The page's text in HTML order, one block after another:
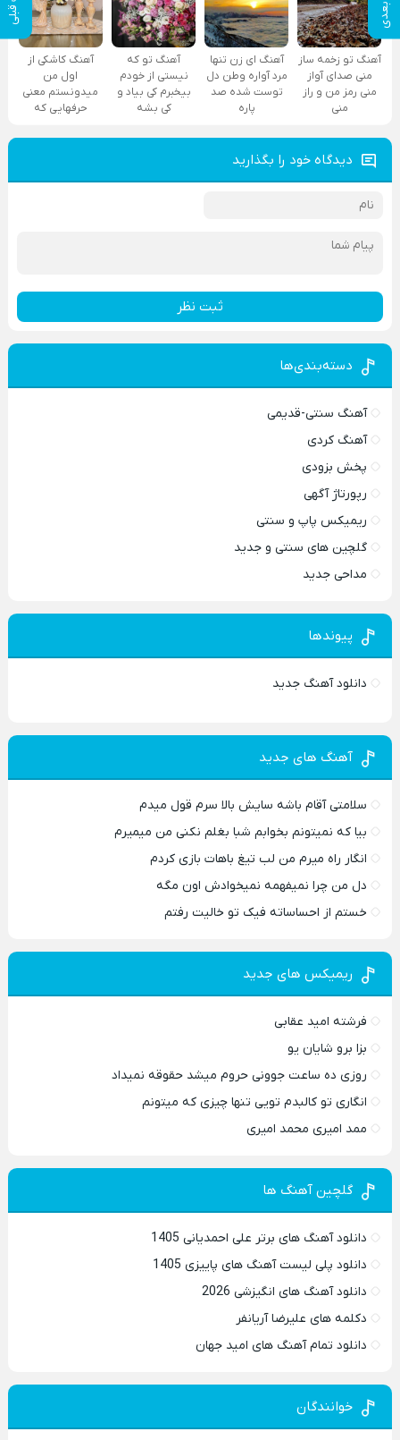
آهنگ تو زخمه ساز
منی صدای آواز
منی رمز من و راز
منی
آهنگ ای زن تنها
مرد آواره وطن دل
توست شده صد
پاره
آهنگ تو که
نیستی از خودم
بیخبرم کی بیاد و
کی بشه
آهنگ کاشکی از
اول من
میدونستم معنی
حرفهایی که
دیدگاه خود را بگذارید
ثبت نظر
دسته‌بندی‌ها
آهنگ سنتی-قدیمی
آهنگ کردی
پخش بزودی
رپورتاژ آگهی
ریمیکس پاپ و سنتی
گلچین های سنتی و جدید
مداحی جدید
پیوندها
دانلود آهنگ جدید
آهنگ های جدید
سلامتی آقام باشه سایش بالا سرم قول میدم
بیا که نمیتونم بخوابم شبا بغلم نکنی من میمیرم
انگار راه میرم من لب تیغ باهات بازی کردم
دل من چرا نمیفهمه نمیخوادش اون مگه
خستم از احساساته فیک تو خالیت رفتم
ریمیکس های جدید
فرشته امید عقابی
بزا برو شایان یو
روزی ده ساعت جوونی حروم میشد حقوقه نمیداد
انگاری تو کالبدم تویی تنها چیزی که میتونم
ممد امیری محمد امیری
گلچین آهنگ ها
دانلود آهنگ های برتر علی احمدیانی 1405
دانلود پلی لیست آهنگ های پاییزی 1405
دانلود آهنگ های انگیزشی 2026
دکلمه های علیرضا آریانفر
دانلود تمام آهنگ های امید جهان
خوانندگان